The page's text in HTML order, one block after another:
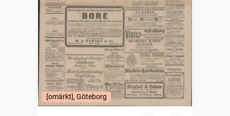
[omärkt], Göteborg